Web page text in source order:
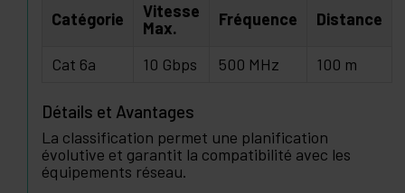
Catégorie
Vitesse
Max.
Fréquence Distance
Cat 6a 10 Gbps 500 MHz 100 m
Détails et Avantages
La classification permet une planification
évolutive et garantit la compatibilité avec les
équipements réseau.